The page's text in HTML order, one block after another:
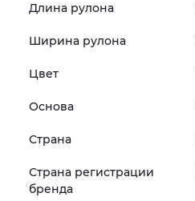
Длина рулона
Ширина рулона
Цвет
Основа
Страна
Страна регистрации
бренда